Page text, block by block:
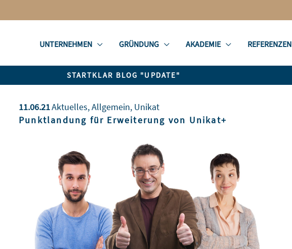
UNTERNEHMEN GRÜNDUNG AKADEMIE REFERENZEN
STARTKLAR BLOG "UPDATE"
11.06.21Aktuelles,Allgemein, Unikat
Punktlandung für Erweiterung von Unikat+